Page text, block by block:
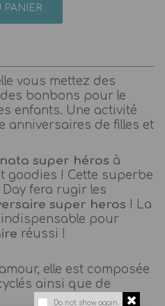
Do not show again.
PANIER
vous mettez des
bonbons pour le
enfants. Une activité
anniversaires de filles et
super héros à
goodies ! Cette superbe
fera rugir les
super heros ! La
pour
réussi !
elle est composée
ainsi que de